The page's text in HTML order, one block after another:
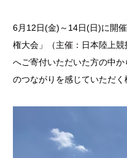
6月12日(金)～14日(日)に開
権大会」（主催：日本陸上
へご寄付いただいた方の中
のつながりを感じていただく